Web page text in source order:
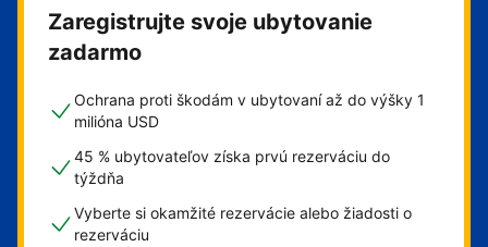
Zaregistrujte svoje ubytovanie
zadarmo
Ochrana proti škodám v ubytovaní až do výšky 1
milióna USD
45 % ubytovateľov získa prvú rezerváciu do
týždňa
Vyberte si okamžité rezervácie alebo žiadosti o
rezerváciu